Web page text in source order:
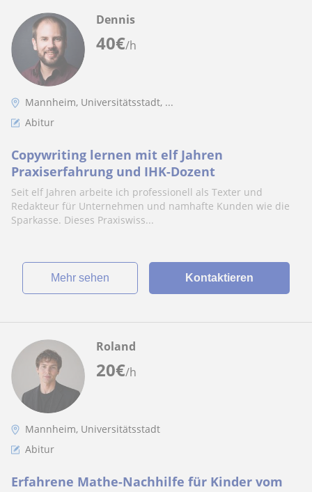
40€/h
Dennis
Mannheim, Universitätsstadt, ...
Abitur
Copywriting lernen mit elf Jahren
Praxiserfahrung und IHK-Dozent
Seit elf Jahren arbeite ich professionell als Texter und
Redakteur für Unternehmen und namhafte Kunden wie die
Sparkasse. Dieses Praxiswiss...
Mehr sehen Kontaktieren
20€/h
Roland
Mannheim, Universitätsstadt
Abitur
Erfahrene Mathe-Nachhilfe für Kinder vom